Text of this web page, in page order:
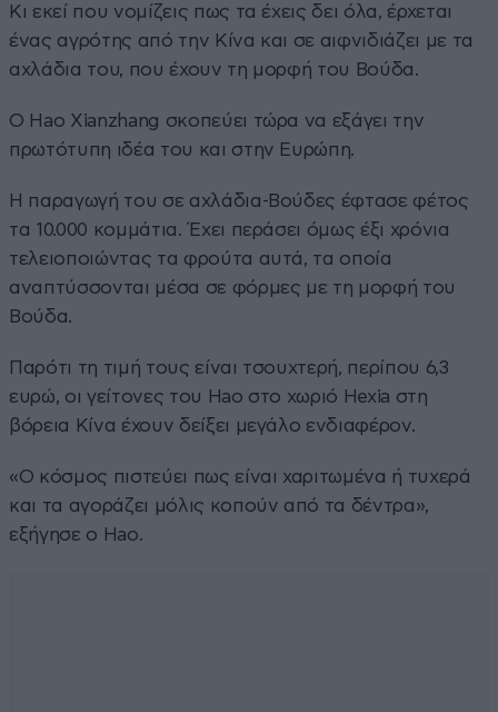
Κι εκεί που νομίζεις πως τα έχεις δει όλα, έρχεται
ένας αγρότης από την Κίνα και σε αιφνιδιάζει με τα
αχλάδια του, που έχουν τη μορφή του Βούδα.
Ο Hao Xianzhang σκοπεύει τώρα να εξάγει την
πρωτότυπη ιδέα του και στην Ευρώπη.
Η παραγωγή του σε αχλάδια-Βούδες έφτασε φέτος
τα 10.000 κομμάτια. Έχει περάσει όμως έξι χρόνια
τελειοποιώντας τα φρούτα αυτά, τα οποία
αναπτύσσονται μέσα σε φόρμες με τη μορφή του
Βούδα.
Παρότι τη τιμή τους είναι τσουχτερή, περίπου 6,3
ευρώ, οι γείτονες του Hao στο χωριό Hexia στη
βόρεια Κίνα έχουν δείξει μεγάλο ενδιαφέρον.
«Ο κόσμος πιστεύει πως είναι χαριτωμένα ή τυχερά
και τα αγοράζει μόλις κοπούν από τα δέντρα»,
εξήγησε ο Hao.